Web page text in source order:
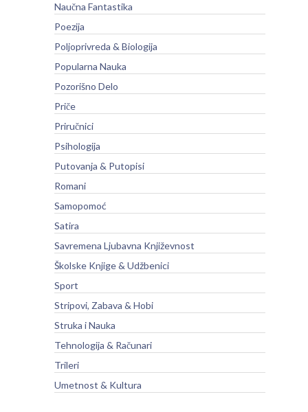
Naučna Fantastika
Poezija
Poljoprivreda & Biologija
Popularna Nauka
Pozorišno Delo
Priče
Priručnici
Psihologija
Putovanja & Putopisi
Romani
Samopomoć
Satira
Savremena Ljubavna Književnost
Školske Knjige & Udžbenici
Sport
Stripovi, Zabava & Hobi
Struka i Nauka
Tehnologija & Računari
Trileri
Umetnost & Kultura